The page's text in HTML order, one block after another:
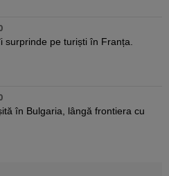
surprinde pe turiști în Franța.
în Bulgaria, lângă frontiera cu